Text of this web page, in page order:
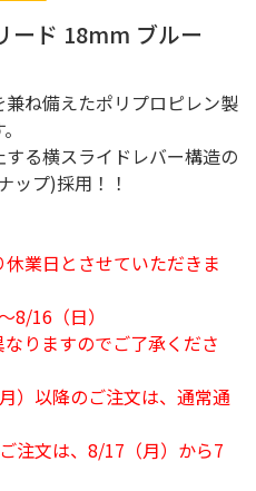
ード 18mm ブルー
兼ね備えたポリプロピレン製
る横スライドレバー構造の
ップ)採用！！
業日とさせていただきま
8/16（日）
りますのでご了承くださ
）以降のご注文は、通常通
注文は、8/17（月）から7